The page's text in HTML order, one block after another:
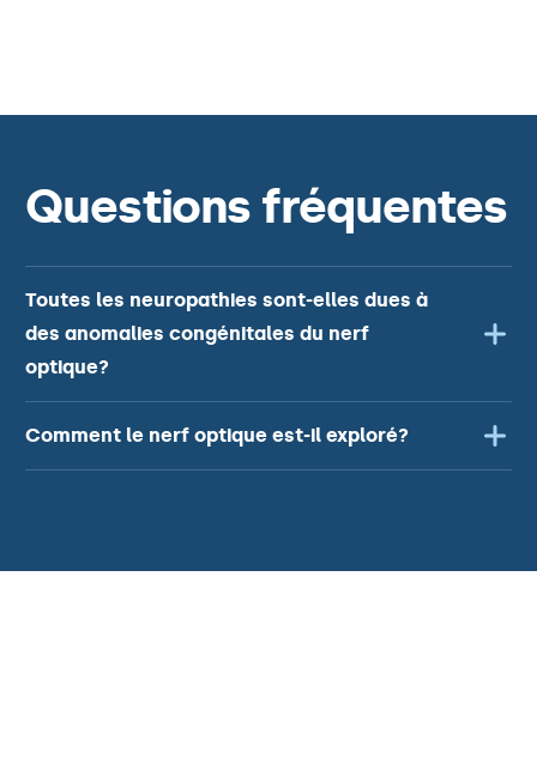
Questions fréquentes
Toutes les neuropathies sont-elles dues à
des anomalies congénitales du nerf
optique?
Comment le nerf optique est-il exploré?